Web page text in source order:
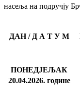
насеља на подручју
ДАН / Д А Т У М
ПОНЕДЈЕЉАК
20.04.2026.године